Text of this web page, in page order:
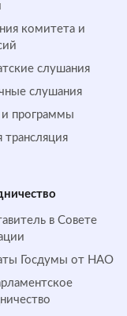
комитета и
слушания
слушания
и программы
трансляция
в Совете
Госдумы от НАО